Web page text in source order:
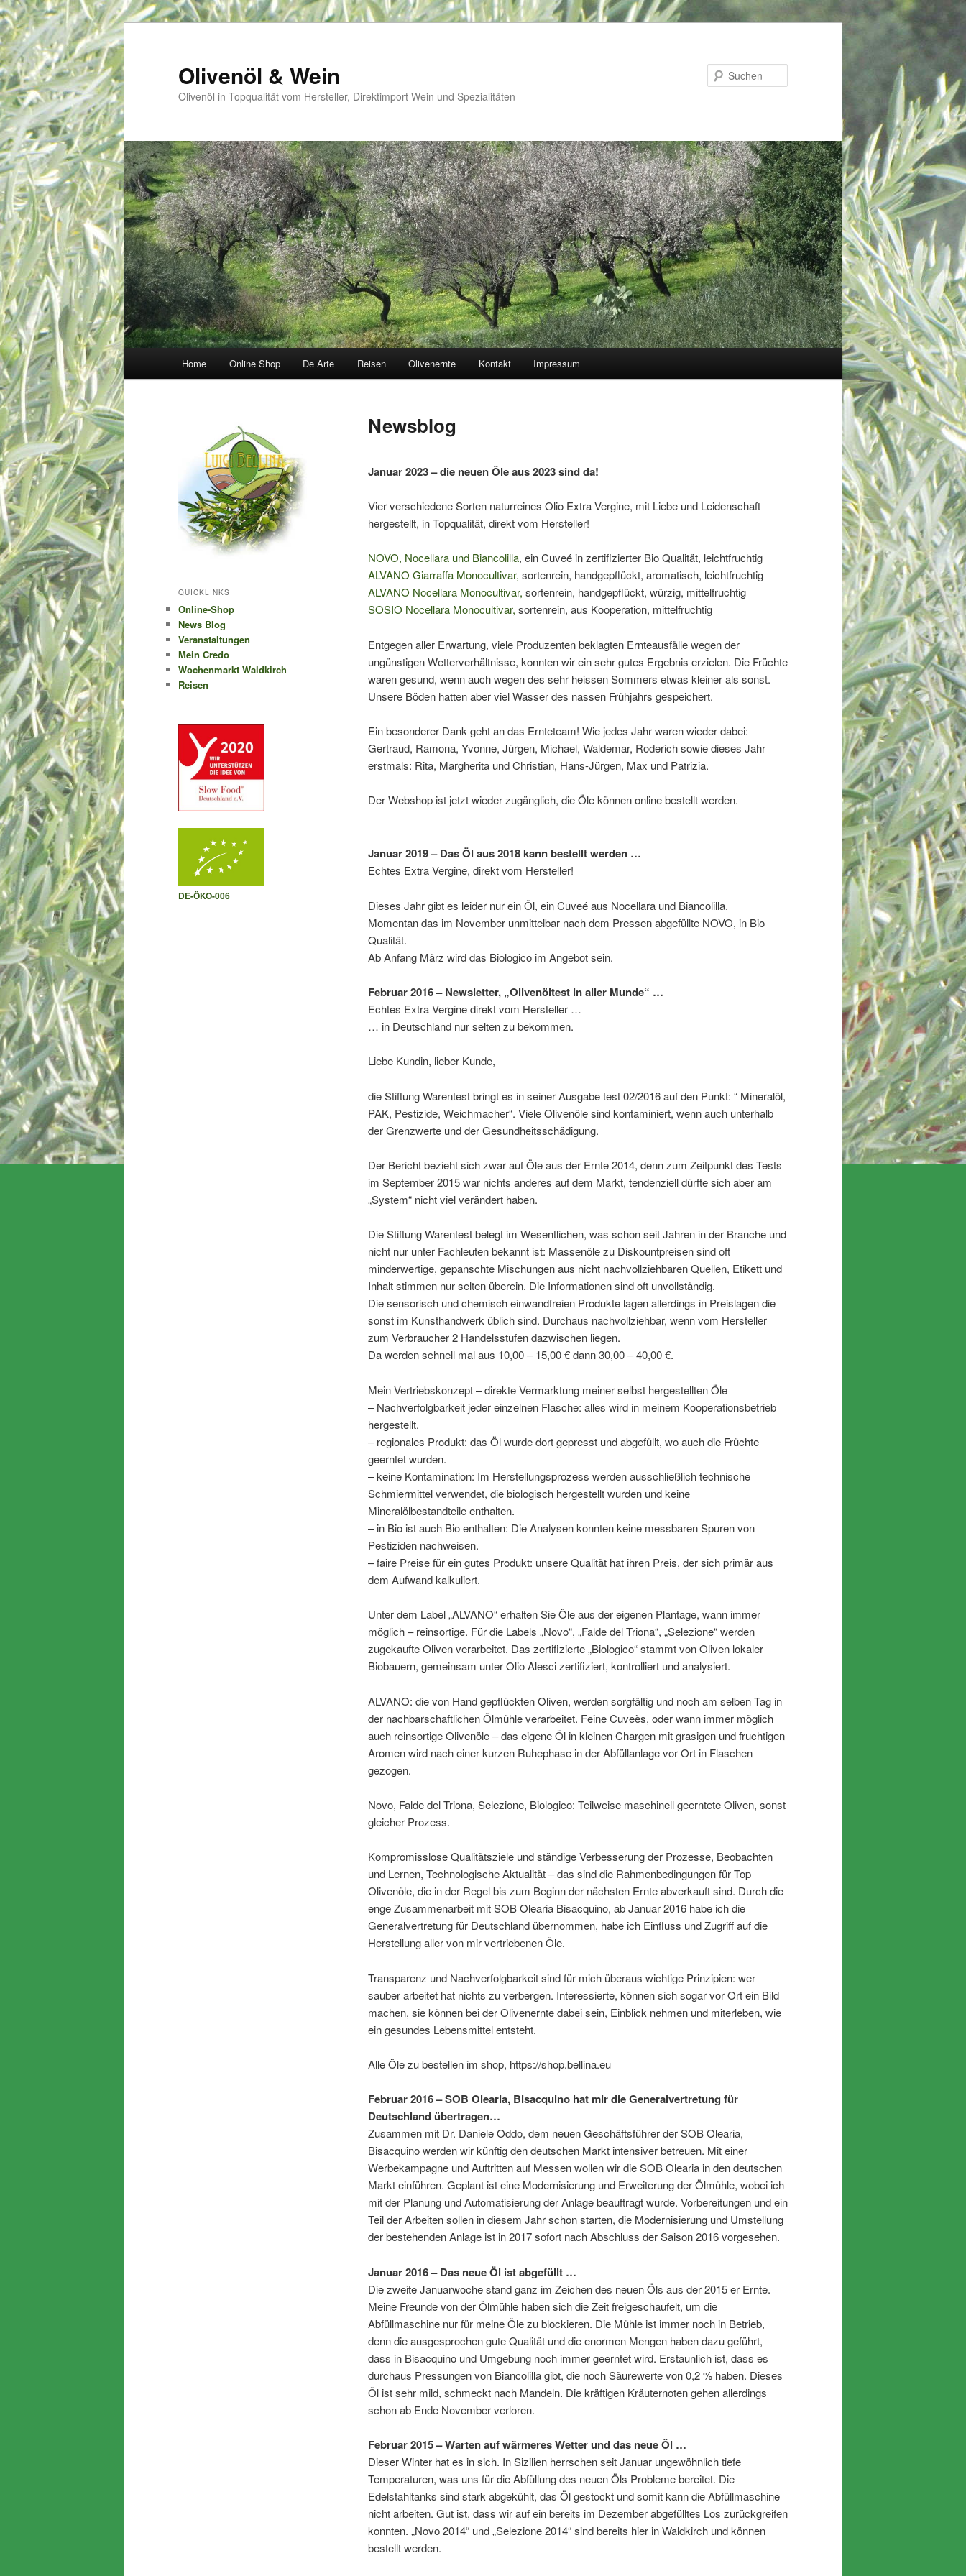
Zum
primären
Inhalt
springen
Olivenöl & Wein
Olivenöl in Topqualität vom Hersteller, Direktimport Wein und Spezialitäten
Home Online Shop De Arte Reisen Olivenernte Kontakt Impressum
Newsblog
Januar 2023 – die neuen Öle aus 2023 sind da!
Vier verschiedene Sorten naturreines Olio Extra Vergine, mit Liebe und Leidenschaft
hergestellt, in Topqualität, direkt vom Hersteller!
NOVO, Nocellara und Biancolilla, ein Cuveé in zertifizierter Bio Qualität, leichtfruchtig
ALVANO Giarraffa Monocultivar, sortenrein, handgepflückt, aromatisch, leichtfruchtig
ALVANO Nocellara Monocultivar, sortenrein, handgepflückt, würzig, mittelfruchtig
SOSIO Nocellara Monocultivar, sortenrein, aus Kooperation, mittelfruchtig
Entgegen aller Erwartung, viele Produzenten beklagten Ernteausfälle wegen der
ungünstigen Wetterverhältnisse, konnten wir ein sehr gutes Ergebnis erzielen. Die Früchte
waren gesund, wenn auch wegen des sehr heissen Sommers etwas kleiner als sonst.
Unsere Böden hatten aber viel Wasser des nassen Frühjahrs gespeichert.
Ein besonderer Dank geht an das Ernteteam! Wie jedes Jahr waren wieder dabei:
Gertraud, Ramona, Yvonne, Jürgen, Michael, Waldemar, Roderich sowie dieses Jahr
erstmals: Rita, Margherita und Christian, Hans-Jürgen, Max und Patrizia.
Der Webshop ist jetzt wieder zugänglich, die Öle können online bestellt werden.
Januar 2019 – Das Öl aus 2018 kann bestellt werden …
Echtes Extra Vergine, direkt vom Hersteller!
Dieses Jahr gibt es leider nur ein Öl, ein Cuveé aus Nocellara und Biancolilla.
Momentan das im November unmittelbar nach dem Pressen abgefüllte NOVO, in Bio
Qualität.
Ab Anfang März wird das Biologico im Angebot sein.
Februar 2016 – Newsletter, „Olivenöltest in aller Munde“ …
Echtes Extra Vergine direkt vom Hersteller …
… in Deutschland nur selten zu bekommen.
Liebe Kundin, lieber Kunde,
die Stiftung Warentest bringt es in seiner Ausgabe test 02/2016 auf den Punkt: “ Mineralöl,
PAK, Pestizide, Weichmacher“. Viele Olivenöle sind kontaminiert, wenn auch unterhalb
der Grenzwerte und der Gesundheitsschädigung.
Der Bericht bezieht sich zwar auf Öle aus der Ernte 2014, denn zum Zeitpunkt des Tests
im September 2015 war nichts anderes auf dem Markt, tendenziell dürfte sich aber am
„System“ nicht viel verändert haben.
Die Stiftung Warentest belegt im Wesentlichen, was schon seit Jahren in der Branche und
nicht nur unter Fachleuten bekannt ist: Massenöle zu Diskountpreisen sind oft
minderwertige, gepanschte Mischungen aus nicht nachvollziehbaren Quellen, Etikett und
Inhalt stimmen nur selten überein. Die Informationen sind oft unvollständig.
Die sensorisch und chemisch einwandfreien Produkte lagen allerdings in Preislagen die
sonst im Kunsthandwerk üblich sind. Durchaus nachvollziehbar, wenn vom Hersteller
zum Verbraucher 2 Handelsstufen dazwischen liegen.
Da werden schnell mal aus 10,00 – 15,00 € dann 30,00 – 40,00 €.
Mein Vertriebskonzept – direkte Vermarktung meiner selbst hergestellten Öle
– Nachverfolgbarkeit jeder einzelnen Flasche: alles wird in meinem Kooperationsbetrieb
hergestellt.
– regionales Produkt: das Öl wurde dort gepresst und abgefüllt, wo auch die Früchte
geerntet wurden.
– keine Kontamination: Im Herstellungsprozess werden ausschließlich technische
Schmiermittel verwendet, die biologisch hergestellt wurden und keine
Mineralölbestandteile enthalten.
– in Bio ist auch Bio enthalten: Die Analysen konnten keine messbaren Spuren von
Pestiziden nachweisen.
– faire Preise für ein gutes Produkt: unsere Qualität hat ihren Preis, der sich primär aus
dem Aufwand kalkuliert.
Unter dem Label „ALVANO“ erhalten Sie Öle aus der eigenen Plantage, wann immer
möglich – reinsortige. Für die Labels „Novo“, „Falde del Triona“, „Selezione“ werden
zugekaufte Oliven verarbeitet. Das zertifizierte „Biologico“ stammt von Oliven lokaler
Biobauern, gemeinsam unter Olio Alesci zertifiziert, kontrolliert und analysiert.
ALVANO: die von Hand gepflückten Oliven, werden sorgfältig und noch am selben Tag in
der nachbarschaftlichen Ölmühle verarbeitet. Feine Cuveès, oder wann immer möglich
auch reinsortige Olivenöle – das eigene Öl in kleinen Chargen mit grasigen und fruchtigen
Aromen wird nach einer kurzen Ruhephase in der Abfüllanlage vor Ort in Flaschen
gezogen.
Novo, Falde del Triona, Selezione, Biologico: Teilweise maschinell geerntete Oliven, sonst
gleicher Prozess.
Kompromisslose Qualitätsziele und ständige Verbesserung der Prozesse, Beobachten
und Lernen, Technologische Aktualität – das sind die Rahmenbedingungen für Top
Olivenöle, die in der Regel bis zum Beginn der nächsten Ernte abverkauft sind. Durch die
enge Zusammenarbeit mit SOB Olearia Bisacquino, ab Januar 2016 habe ich die
Generalvertretung für Deutschland übernommen, habe ich Einfluss und Zugriff auf die
Herstellung aller von mir vertriebenen Öle.
Transparenz und Nachverfolgbarkeit sind für mich überaus wichtige Prinzipien: wer
sauber arbeitet hat nichts zu verbergen. Interessierte, können sich sogar vor Ort ein Bild
machen, sie können bei der Olivenernte dabei sein, Einblick nehmen und miterleben, wie
ein gesundes Lebensmittel entsteht.
Alle Öle zu bestellen im shop, https://shop.bellina.eu
Februar 2016 – SOB Olearia, Bisacquino hat mir die Generalvertretung für
Deutschland übertragen…
Zusammen mit Dr. Daniele Oddo, dem neuen Geschäftsführer der SOB Olearia,
Bisacquino werden wir künftig den deutschen Markt intensiver betreuen. Mit einer
Werbekampagne und Auftritten auf Messen wollen wir die SOB Olearia in den deutschen
Markt einführen. Geplant ist eine Modernisierung und Erweiterung der Ölmühle, wobei ich
mit der Planung und Automatisierung der Anlage beauftragt wurde. Vorbereitungen und ein
Teil der Arbeiten sollen in diesem Jahr schon starten, die Modernisierung und Umstellung
der bestehenden Anlage ist in 2017 sofort nach Abschluss der Saison 2016 vorgesehen.
Januar 2016 – Das neue Öl ist abgefüllt …
Die zweite Januarwoche stand ganz im Zeichen des neuen Öls aus der 2015 er Ernte.
Meine Freunde von der Ölmühle haben sich die Zeit freigeschaufelt, um die
Abfüllmaschine nur für meine Öle zu blockieren. Die Mühle ist immer noch in Betrieb,
denn die ausgesprochen gute Qualität und die enormen Mengen haben dazu geführt,
dass in Bisacquino und Umgebung noch immer geerntet wird. Erstaunlich ist, dass es
durchaus Pressungen von Biancolilla gibt, die noch Säurewerte von 0,2 % haben. Dieses
Öl ist sehr mild, schmeckt nach Mandeln. Die kräftigen Kräuternoten gehen allerdings
schon ab Ende November verloren.
Februar 2015 – Warten auf wärmeres Wetter und das neue Öl …
Dieser Winter hat es in sich. In Sizilien herrschen seit Januar ungewöhnlich tiefe
Temperaturen, was uns für die Abfüllung des neuen Öls Probleme bereitet. Die
Edelstahltanks sind stark abgekühlt, das Öl gestockt und somit kann die Abfüllmaschine
nicht arbeiten. Gut ist, dass wir auf ein bereits im Dezember abgefülltes Los zurückgreifen
konnten. „Novo 2014“ und „Selezione 2014“ sind bereits hier in Waldkirch und können
bestellt werden.
QUICKLINKS
Online-Shop
News Blog
Veranstaltungen
Mein Credo
Wochenmarkt Waldkirch
Reisen
DE-ÖKO-006